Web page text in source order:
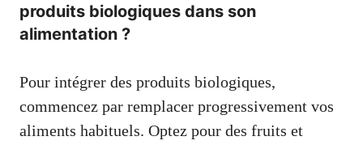
produits biologiques dans son
alimentation ?
Pour intégrer des produits biologiques,
commencez par remplacer progressivement vos
aliments habituels. Optez pour des fruits et